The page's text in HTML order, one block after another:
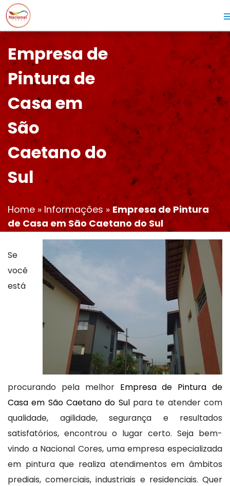
Empresa de
Pintura de
Casa em
São
Caetano do
Sul
Home » Informações » Empresa de Pintura
de Casa em São Caetano do Sul
Se
você
está
procurando pela melhor Empresa de Pintura de
Casa em São Caetano do Sulpara te atender com
qualidade, agilidade, segurança e resultados
satisfatórios, encontrou o lugar certo. Seja bem-
vindo a Nacional Cores, uma empresa especializada
em pintura que realiza atendimentos em âmbitos
prediais, comerciais, industriais e residenciais. Quer